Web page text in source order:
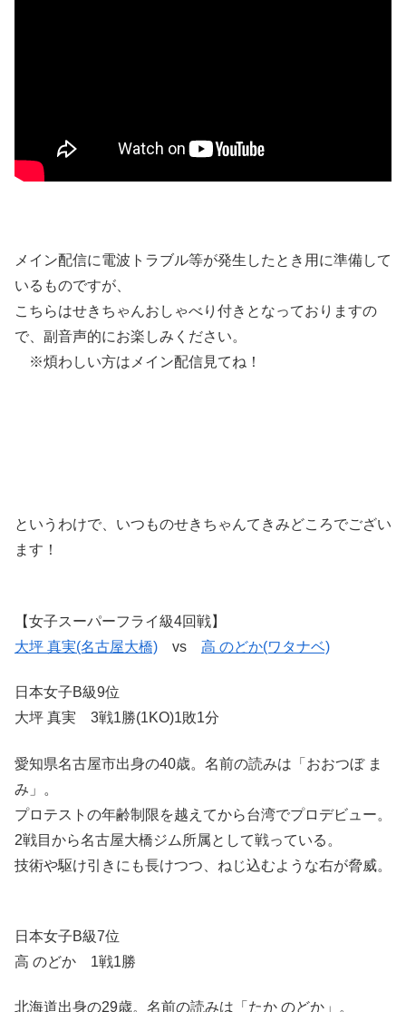
メイン配信に電波トラブル等が発生したとき用に準備して
いるものですが、
こちらはせきちゃんおしゃべり付きとなっておりますの
で、副音声的にお楽しみください。
※煩わしい方はメイン配信見てね！
というわけで、いつものせきちゃんてきみどころでござい
ます！
【女子スーパーフライ級4回戦】
大坪 真実(名古屋大橋) vs 高 のどか(ワタナベ)
日本女子B級9位
大坪 真実 3戦1勝(1KO)1敗1分
愛知県名古屋市出身の40歳。名前の読みは「おおつぼ ま
み」。
プロテストの年齢制限を越えてから台湾でプロデビュー。
2戦目から名古屋大橋ジム所属として戦っている。
技術や駆け引きにも長けつつ、ねじ込むような右が脅威。
日本女子B級7位
高 のどか 1戦1勝
北海道出身の29歳。名前の読みは「たか のどか」。